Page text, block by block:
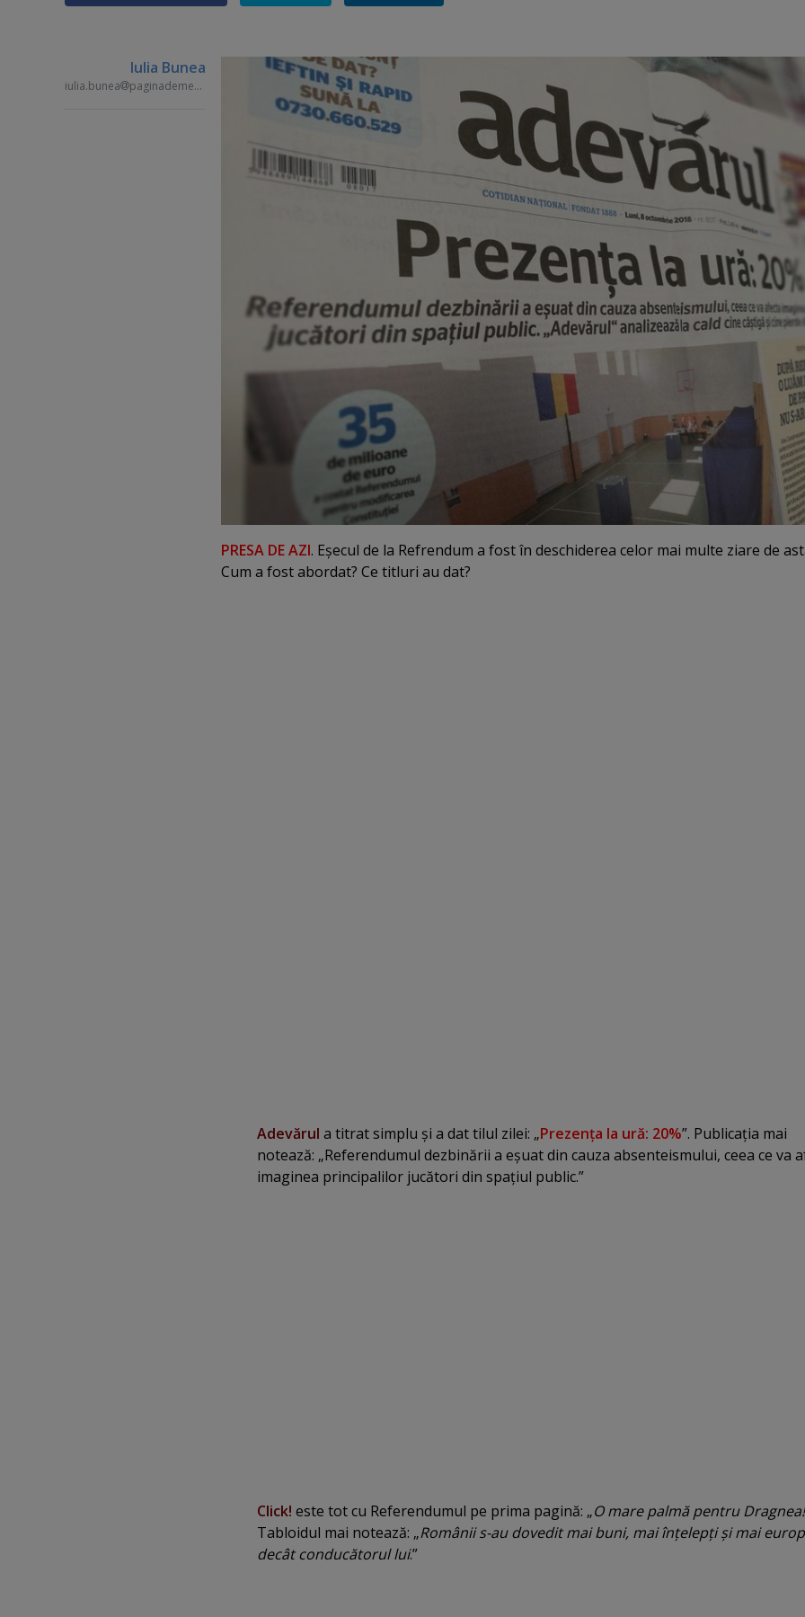
Iulia Bunea
iulia.bunea paginademedia.ro
PRESA DE AZI. Eşecul de la Refrendum a fost în deschiderea celor mai multe ziare de
Cum a fost abordat? Ce titluri au dat?
Adevărul a titrat simplu şi a dat tilul zilei: „Prezenţa la ură: 20%”. Publicaţia mai
notează: „Referendumul dezbinării a eşuat din cauza absenteismului, ceea ce va
imaginea principalilor jucători din spaţiul public.”
Click! este tot cu Referendumul pe prima pagină: „O mare palmă pentru Dragnea!
Tabloidul mai notează: „Românii s-au dovedit mai buni, mai înţelepţi şi mai
decât conducătorul lui.”